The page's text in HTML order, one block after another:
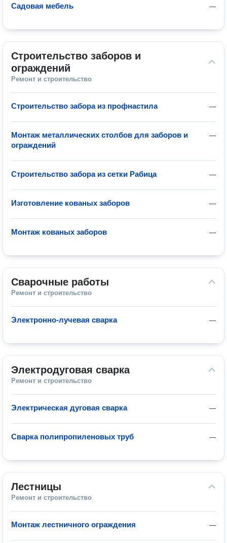
—
Садовая мебель
Строительство заборов и
ограждений
Ремонт и строительство
—
Строительство забора из профнастила
—
Монтаж металлических столбов для заборов и
ограждений
—
Строительство забора из сетки Рабица
—
Изготовление кованых заборов
—
Монтаж кованых заборов
Сварочные работы
Ремонт и строительство
—
Электронно-лучевая сварка
Электродуговая сварка
Ремонт и строительство
—
Электрическая дуговая сварка
—
Сварка полипропиленовых труб
Лестницы
Ремонт и строительство
—
Монтаж лестничного ограждения